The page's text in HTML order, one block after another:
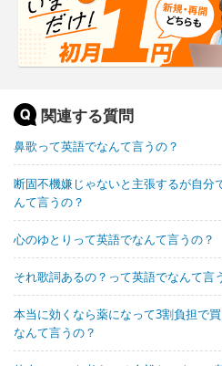
関連する質問
鼻歌って英語でなんて言うの？
断固不機嫌じゃないと主張するが自分
んて言うの？
心のゆとりって英語でなんて言うの？
それ歌詞あるの？って英語でなんて言
本当に効くなら薬になって3割負担で
なんて言うの？